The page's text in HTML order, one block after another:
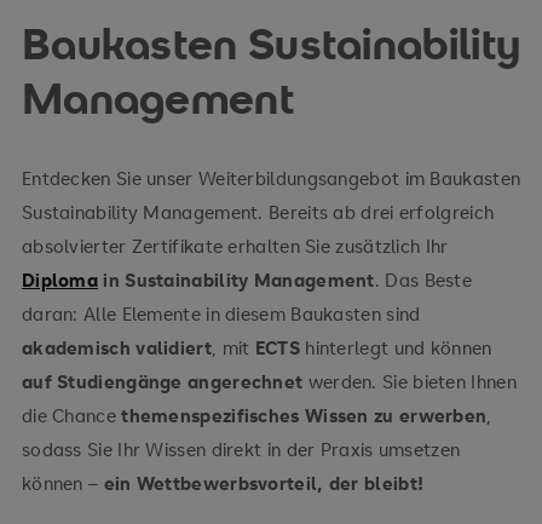
Grundlagen zu einer Vielzahl relevanter Techniken
und Verfahren
Einblick in die Ökobilanzierung als Prozess und
Nutzung von nachhaltigkeits-bezogenen
Kennzahlen …
Verknüpfung verschiedener Fachinhalte in
Baukasten Sustainability
Management
Entdecken Sie unser Weiterbildungsangebot im Baukasten
Sustainability Management. Bereits ab drei erfolgreich
absolvierter Zertifikate erhalten Sie zusätzlich Ihr
Diploma in Sustainability Management. Das Beste
daran: Alle Elemente in diesem Baukasten sind
akademisch validiert, mit ECTS hinterlegt und können
auf Studiengänge angerechnet werden. Sie bieten Ihnen
die Chancethemenspezifisches Wissen zu erwerben,
sodass Sie Ihr Wissen direkt in der Praxis umsetzen
können – ein Wettbewerbsvorteil, der bleibt!